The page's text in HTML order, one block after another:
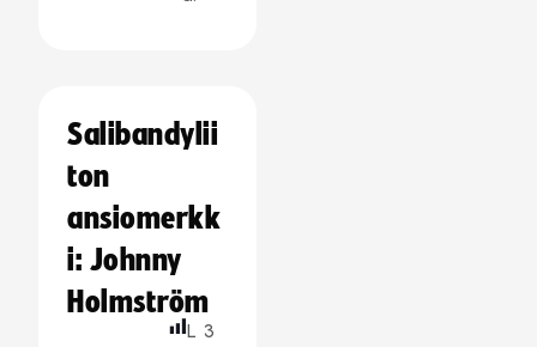
Salibandylii
ton
ansiomerkk
i: Johnny
Holmström
L 3